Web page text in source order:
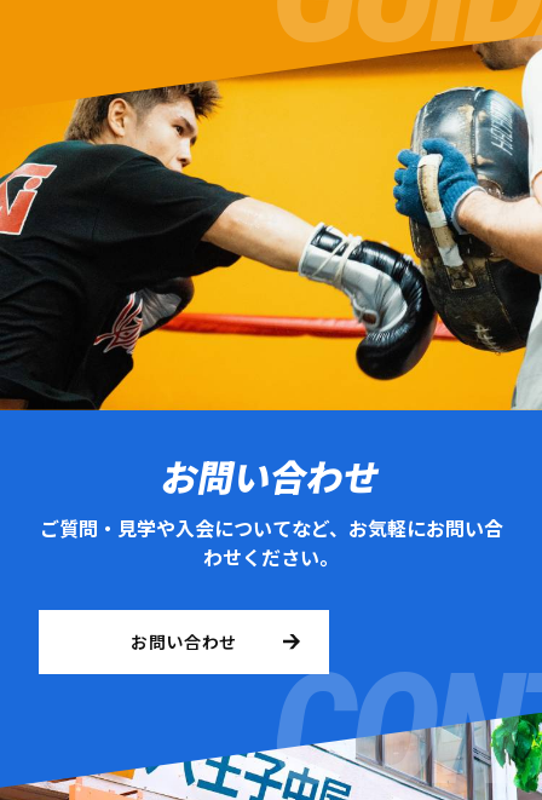
お問い合わせ
ご質問・見学や入会についてなど、お気軽にお問い合
わせください。
お問い合わせ